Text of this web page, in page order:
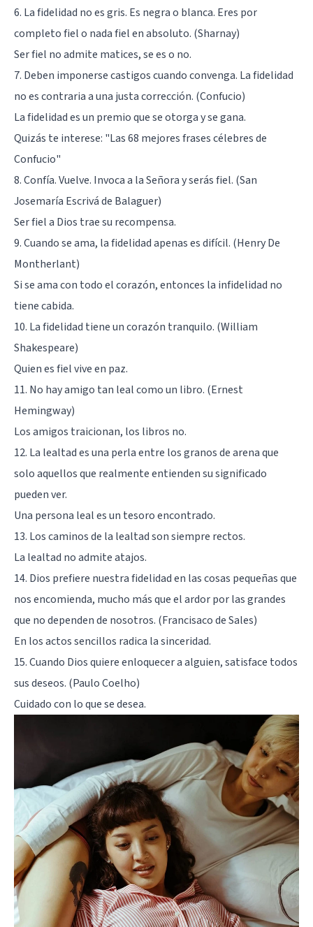
6. La fidelidad no es gris. Es negra o blanca. Eres por
completo fiel o nada fiel en absoluto. (Sharnay)
Ser fiel no admite matices, se es o no.
7. Deben imponerse castigos cuando convenga. La fidelidad
no es contraria a una justa corrección. (Confucio)
La fidelidad es un premio que se otorga y se gana.
Quizás te interese: "Las 68 mejores frases célebres de
Confucio"
8. Confía. Vuelve. Invoca a la Señora y serás fiel. (San
Josemaría Escrivá de Balaguer)
Ser fiel a Dios trae su recompensa.
9. Cuando se ama, la fidelidad apenas es difícil. (Henry De
Montherlant)
Si se ama con todo el corazón, entonces la infidelidad no
tiene cabida.
10. La fidelidad tiene un corazón tranquilo. (William
Shakespeare)
Quien es fiel vive en paz.
11. No hay amigo tan leal como un libro. (Ernest
Hemingway)
Los amigos traicionan, los libros no.
12. La lealtad es una perla entre los granos de arena que
solo aquellos que realmente entienden su significado
pueden ver.
Una persona leal es un tesoro encontrado.
13. Los caminos de la lealtad son siempre rectos.
La lealtad no admite atajos.
14. Dios prefiere nuestra fidelidad en las cosas pequeñas que
nos encomienda, mucho más que el ardor por las grandes
que no dependen de nosotros. (Francisaco de Sales)
En los actos sencillos radica la sinceridad.
15. Cuando Dios quiere enloquecer a alguien, satisface todos
sus deseos. (Paulo Coelho)
Cuidado con lo que se desea.